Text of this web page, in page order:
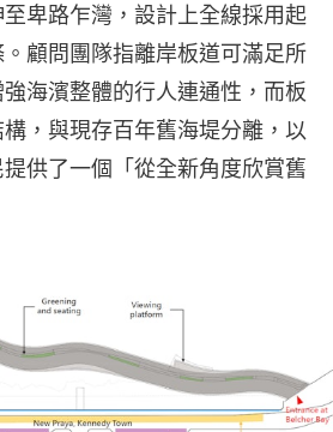
卑路乍灣，設計上全線採用起
顧問團隊指離岸板道可滿足所
海濱整體的行人連通性，而板
，與現存百年舊海堤分離，以
供了一個「從全新角度欣賞舊